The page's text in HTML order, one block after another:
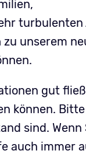
unserem
gut
können.
sind.
auch immer